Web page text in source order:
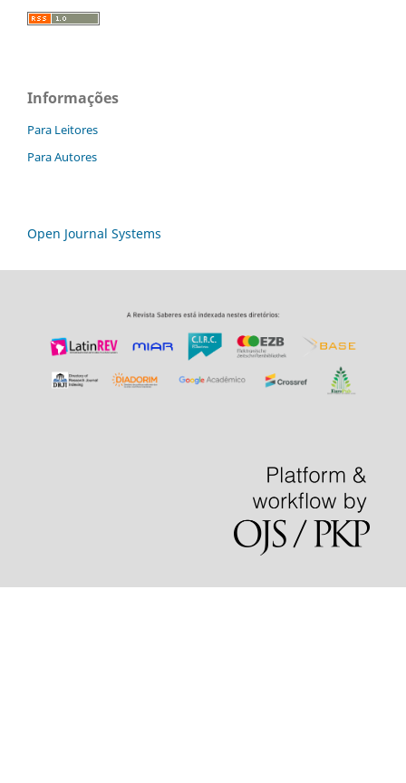
Informações
Para Leitores
Para Autores
Open Journal Systems